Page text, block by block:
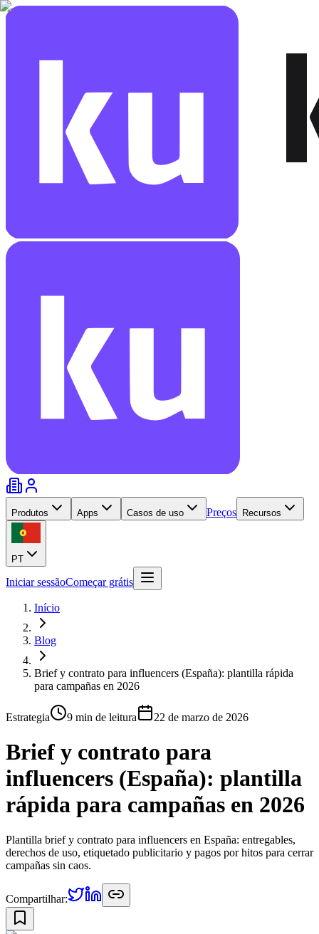
Produtos Apps Casos de uso Preços Recursos
PT
Iniciar sessãoComeçar grátis
Início
Blog
Brief y contrato para influencers (España): plantilla rápida
para campañas en 2026
Estrategia 9 min de leitura 22 de marzo de 2026
Brief y contrato para
influencers (España): plantilla
rápida para campañas en 2026
Plantilla brief y contrato para influencers en España: entregables,
derechos de uso, etiquetado publicitario y pagos por hitos para cerrar
campañas sin caos.
Compartilhar: